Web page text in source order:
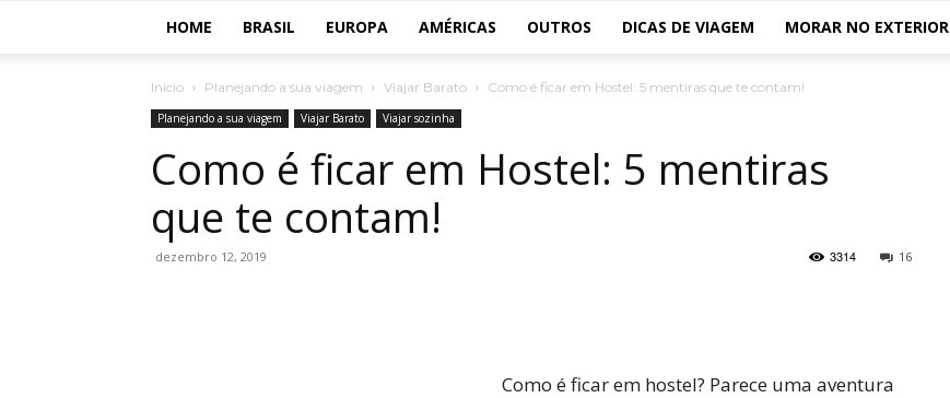
HOME BRASIL EUROPA AMÉRICAS OUTROS DICAS DE VIAGEM MORAR NO EXTERIOR
Início Planejando a sua viagem Viajar Barato Como é ficar em Hostel: 5 mentiras que te contam!
Planejando a sua viagem Viajar Barato Viajar sozinha
Como é ficar em Hostel: 5 mentiras
que te contam!
dezembro 12, 2019 16
3314
Como é ficar em hostel? Parece uma aventura